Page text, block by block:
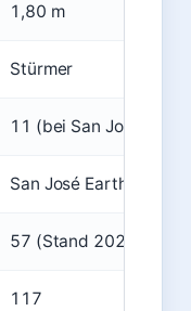
1,80 m
Stürmer
11 (bei San José
San José Earthquakes
57 (Stand 2025)
117